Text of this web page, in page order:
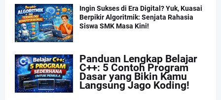
Ingin Sukses di Era Digital? Yuk, Kuasai
Berpikir Algoritmik: Senjata Rahasia
Siswa SMK Masa Kini!
Panduan Lengkap Belajar
C++: 5 Contoh Program
Dasar yang Bikin Kamu
Langsung Jago Koding!